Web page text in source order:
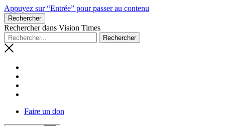
Appuyez sur “Entrée” pour passer au contenu
Rechercher
Rechercher dans Vision Times
Faire un don